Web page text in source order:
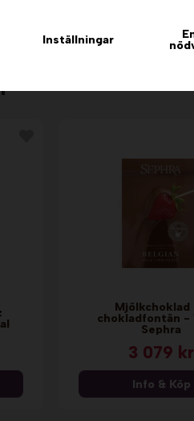
chokladfontän -
Sephra
3 079 kr
Info & Köp
Inställningar